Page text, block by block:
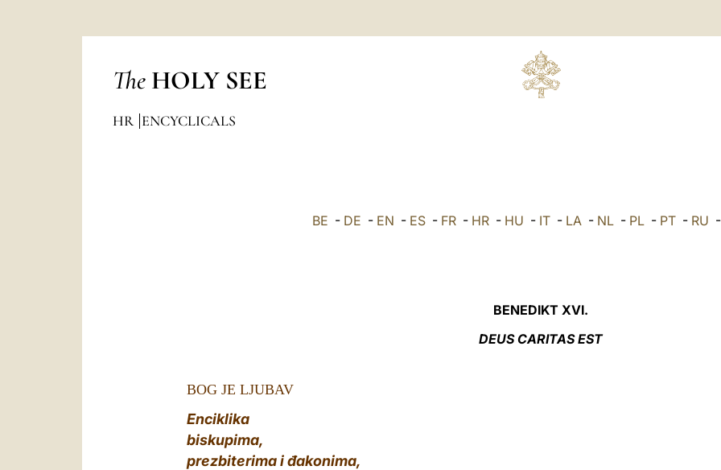
The HOLY SEE
HR ENCYCLICALS
BE - DE - EN - ES - FR - HR - HU - IT - LA - NL - PL - PT - RU -
BENEDIKT XVI.
DEUS CARITAS EST
BOG JE LJUBAV
Enciklika
biskupima,
prezbiterima iđakonima,